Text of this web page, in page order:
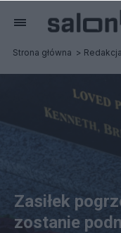
Strona główna Redakcja
Zasiłek
zostanie